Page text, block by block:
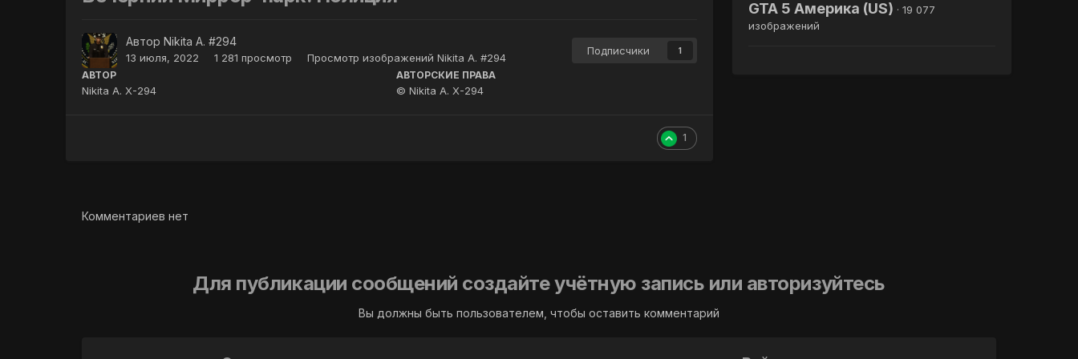
АвторNikita A. #294
13 июля, 2022 1 281 просмотр Просмотр изображений Nikita A. #294
Подписчики 1
АВТОР
Nikita A. X-294
АВТОРСКИЕ ПРАВА
© Nikita A. X-294
1
GTA 5 Америка (US) · 19 077
изображений
Комментариев нет
Для публикации сообщений создайте учётную запись или авторизуйтесь
Вы должны быть пользователем, чтобы оставить комментарий